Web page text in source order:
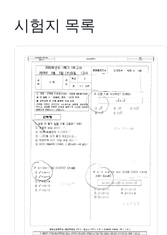
시험지 목록